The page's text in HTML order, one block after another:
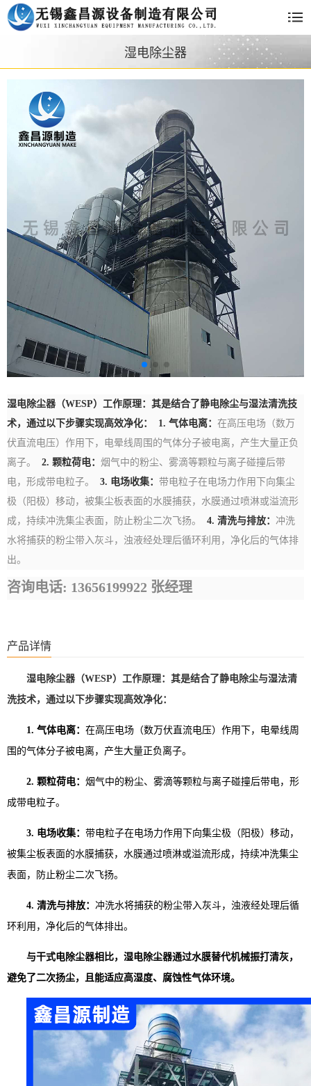
湿电除尘器
湿电除尘器（WESP）工作原理：其是结合了静电除尘与湿法清洗技
术，通过以下步骤实现高效净化： 1. 气体电离： 在高压电场（数万
伏直流电压）作用下，电晕线周围的气体分子被电离，产生大量正负
离子。 2. 颗粒荷电： 烟气中的粉尘、雾滴等颗粒与离子碰撞后带
电，形成带电粒子。 3. 电场收集： 带电粒子在电场力作用下向集尘
极（阳极）移动，被集尘板表面的水膜捕获，水膜通过喷淋或溢流形
成，持续冲洗集尘表面，防止粉尘二次飞扬。 4. 清洗与排放： 冲洗
水将捕获的粉尘带入灰斗，浊液经处理后循环利用，净化后的气体排
出。
咨询电话: 13656199922 张经理
产品详情
湿电除尘器（WESP）工作原理：其是结合了静电除尘与湿法清
洗技术，通过以下步骤实现高效净化：
1. 气体电离： 在高压电场（数万伏直流电压）作用下，电晕线周
围的气体分子被电离，产生大量正负离子。
2. 颗粒荷电： 烟气中的粉尘、雾滴等颗粒与离子碰撞后带电，形
成带电粒子。
3. 电场收集： 带电粒子在电场力作用下向集尘极（阳极）移动，
被集尘板表面的水膜捕获，水膜通过喷淋或溢流形成，持续冲洗集尘
表面，防止粉尘二次飞扬。
4. 清洗与排放： 冲洗水将捕获的粉尘带入灰斗，浊液经处理后循
环利用，净化后的气体排出。
与干式电除尘器相比，湿电除尘器通过水膜替代机械振打清灰，
避免了二次扬尘，且能适应高湿度、腐蚀性气体环境。